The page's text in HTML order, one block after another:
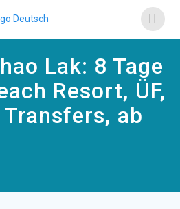
Lak: 8 Tage
Resort, ÜF,
ab